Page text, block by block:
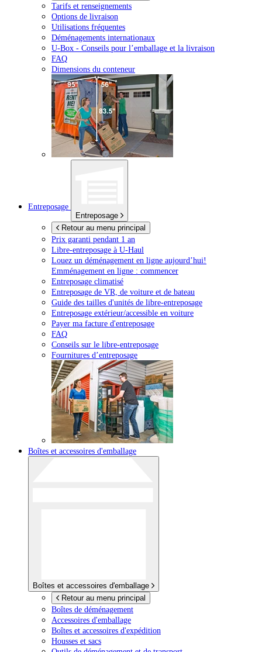
Tarifs et renseignements
Options de livraison
Utilisations fréquentes
Déménagements internationaux
U-Box - Conseils pour l’emballage et la livraison
FAQ
Dimensions du conteneur
Entreposage
Entreposage
Retour au menu principal
Prix garanti pendant 1 an
Libre-entreposage à U-Haul
Louez un déménagement en ligne aujourd’hui!
Emménagement en ligne : commencer
Entreposage climatisé
Entreposage de VR, de voiture et de bateau
Guide des tailles d'unités de libre-entreposage
Entreposage extérieur/accessible en voiture
Payer ma facture d'entreposage
FAQ
Conseils sur le libre-entreposage
Fournitures d’entreposage
Boîtes et accessoires d'emballage
Boîtes et accessoires d'emballage
Retour au menu principal
Boîtes de déménagement
Accessoires d'emballage
Boîtes et accessoires d'expédition
Housses et sacs